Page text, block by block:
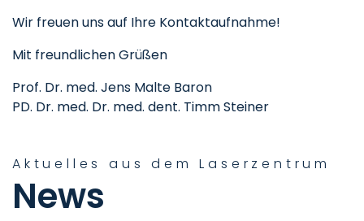
Wir freuen uns auf Ihre Kontaktaufnahme!
Mit freundlichen Grüßen
Prof. Dr. med. Jens Malte Baron
PD. Dr. med. Dr. med. dent. Timm Steiner
Aktuelles aus dem Laserzentrum
News